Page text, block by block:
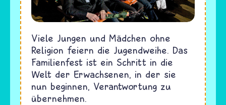
Viele Jungen und Mädchen ohne
Religion feiern die Jugendweihe. Das
Familienfest ist ein Schritt in die
Welt der Erwachsenen, in der sie
nun beginnen, Verantwortung zu
übernehmen.